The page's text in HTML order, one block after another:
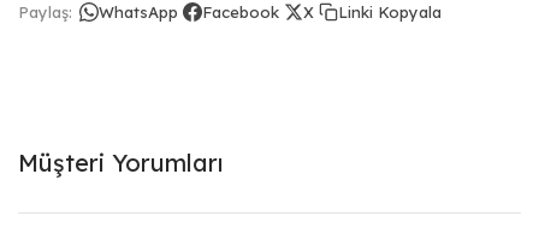
Paylaş: WhatsApp Facebook X Linki Kopyala
Müşteri Yorumları